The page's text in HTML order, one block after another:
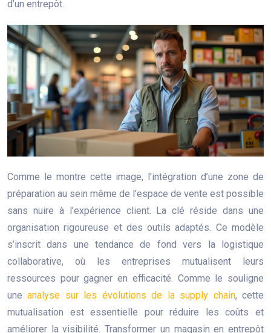
d’un entrepôt.
Comme le montre cette image, l’intégration d’une zone de
préparation au sein même de l’espace de vente est possible
sans nuire à l’expérience client. La clé réside dans une
organisation rigoureuse et des outils adaptés. Ce modèle
s’inscrit dans une tendance de fond vers la logistique
collaborative, où les entreprises mutualisent leurs
ressources pour gagner en efficacité. Comme le souligne
uneanalyse sur les évolutions de la supply chain, cette
mutualisation est essentielle pour réduire les coûts et
améliorer la visibilité. Transformer un magasin en entrepôt